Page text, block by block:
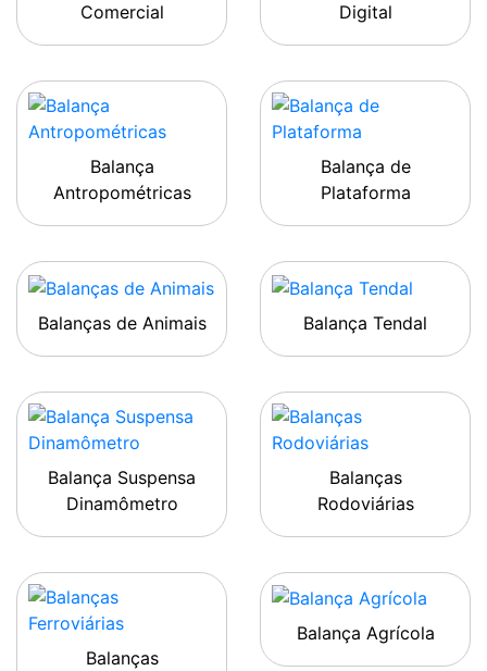
Comercial
Digital
Balança
Antropométricas
Balança de
Plataforma
Balanças de Animais Balança Tendal
Balança Suspensa
Dinamômetro
Balanças
Rodoviárias
Balanças
Balança Agrícola